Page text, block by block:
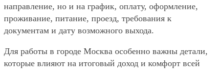
направление, но и на график, оплату, оформление,
проживание, питание, проезд, требования к
документам и дату возможного выхода.
Для работы в городе Москва особенно важны детали,
которые влияют на итоговый доход и комфорт всей